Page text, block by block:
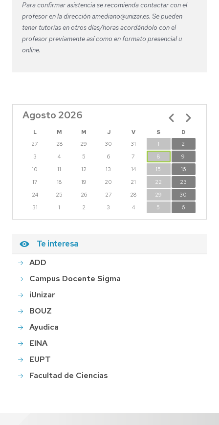
Para confirmar asistencia se recomienda contactar con el
profesor en la dirección amediano@unizar.es. Se pueden
tener tutorías en otros días/horas acordándolo con el
profesor previamente así como en formato presencial u
online.
Agosto 2026
L M M J V S
D
27
28 29 30 31 1
2
3
4 5 6 7 8
9
10
11 12 13 14 15
16
17
18 19 20 21 22
23
24
25 26 27 28 29
30
31
1 2 3 4 5 6
Paginación
Te interesa
ADD
Campus Docente Sigma
iUnizar
BOUZ
Ayudica
EINA
EUPT
Facultad de Ciencias